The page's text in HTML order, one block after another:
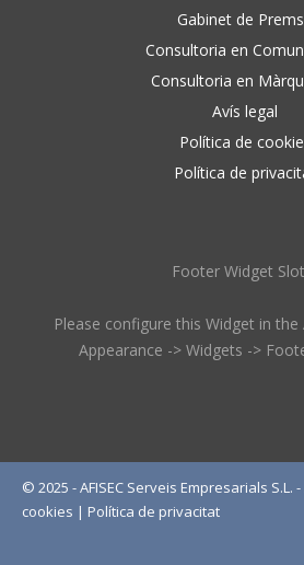
Gabinet de
Consultoria en
Consultoria en
Avís legal
Política de
Política de
Footer Widget
Please configure this Widget in
Appearance -> Widgets ->
© 2025 - AFISEC Serveis Empresarials S.L. -
cookies | Política de privacitat